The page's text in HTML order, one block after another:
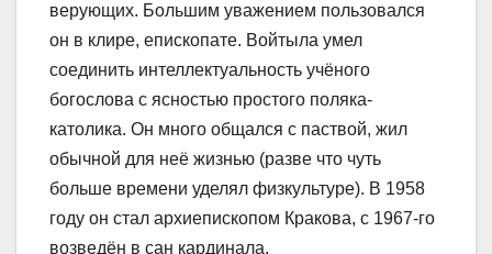
верующих. Большим уважением пользовался
он в клире, епископате. Войтыла умел
соединить интеллектуальность учёного
богослова с ясностью простого поляка-
католика. Он много общался с паствой, жил
обычной для неё жизнью (разве что чуть
больше времени уделял физкультуре). В 1958
году он стал архиепископом Кракова, с 1967-го
возведён в сан кардинала.